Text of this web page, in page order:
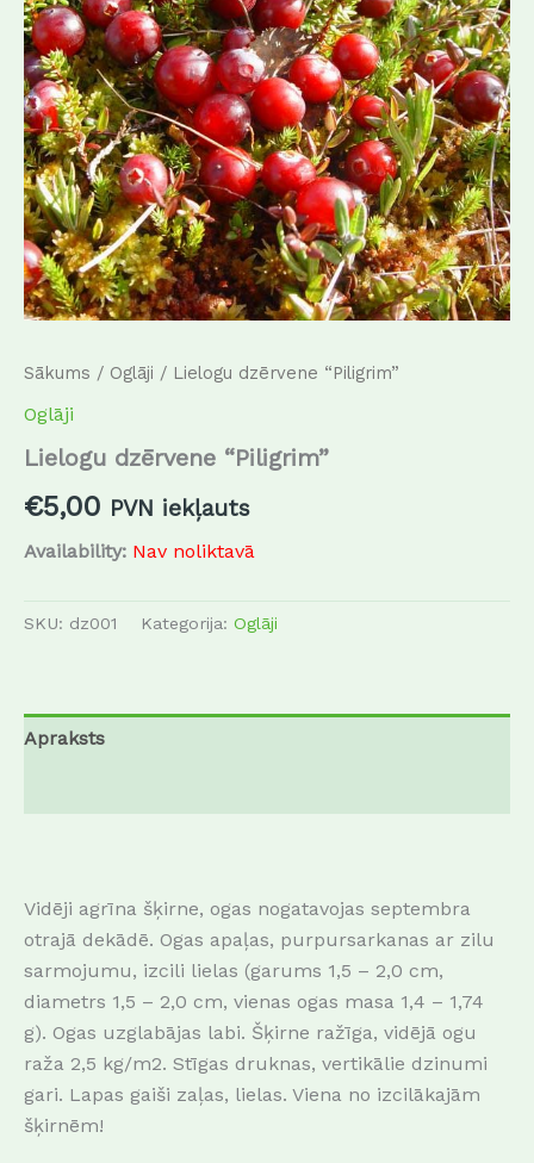
Sākums / Oglāji / Lielogu dzērvene “Piligrim”
Oglāji
Lielogu dzērvene “Piligrim”
€5,00 PVN iekļauts
Availability: Nav noliktavā
SKU: dz001 Kategorija: Oglāji
Apraksts
Vidēji agrīna šķirne, ogas nogatavojas septembra
otrajā dekādē. Ogas apaļas, purpursarkanas ar zilu
sarmojumu, izcili lielas (garums 1,5 – 2,0 cm,
diametrs 1,5 – 2,0 cm, vienas ogas masa 1,4 – 1,74
g). Ogas uzglabājas labi. Šķirne ražīga, vidējā ogu
raža 2,5 kg/m2. Stīgas druknas, vertikālie dzinumi
gari. Lapas gaiši zaļas, lielas. Viena no izcilākajām
šķirnēm!